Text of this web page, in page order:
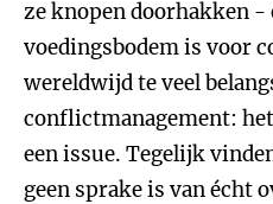
ze knopen doorhakken -
voedingsbodem is voor
wereldwijd te veel
conflictmanagement:
een issue. Tegelijk
geen sprake is van écht